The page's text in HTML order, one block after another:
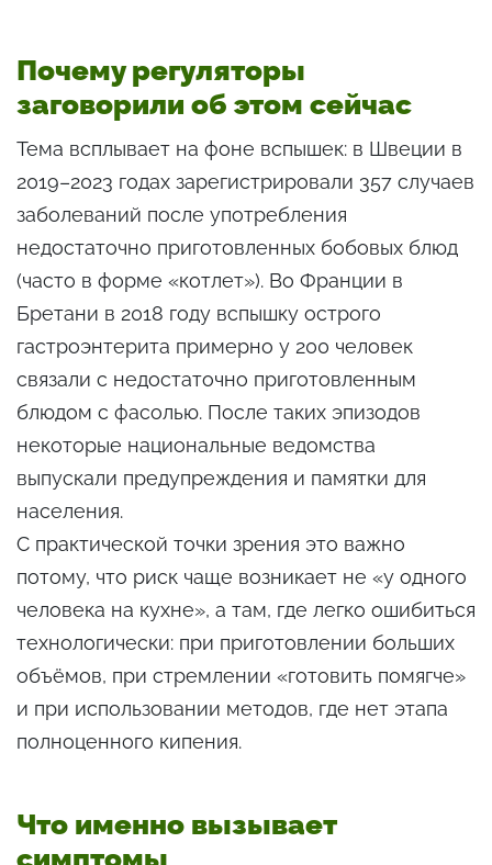
Почему регуляторы
заговорили об этом сейчас
Тема всплывает на фоне вспышек: в Швеции в
2019–2023 годах зарегистрировали 357 случаев
заболеваний после употребления
недостаточно приготовленных бобовых блюд
(часто в форме «котлет»). Во Франции в
Бретани в 2018 году вспышку острого
гастроэнтерита примерно у 200 человек
связали с недостаточно приготовленным
блюдом с фасолью. После таких эпизодов
некоторые национальные ведомства
выпускали предупреждения и памятки для
населения.
С практической точки зрения это важно
потому, что риск чаще возникает не «у одного
человека на кухне», а там, где легко ошибиться
технологически: при приготовлении больших
объёмов, при стремлении «готовить помягче»
и при использовании методов, где нет этапа
полноценного кипения.
Что именно вызывает
симптомы